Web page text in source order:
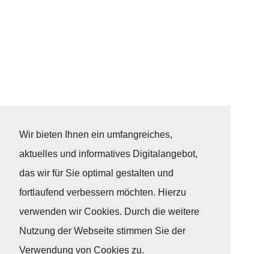
Wir bieten Ihnen ein umfangreiches,
aktuelles und informatives Digitalangebot,
das wir für Sie optimal gestalten und
fortlaufend verbessern möchten. Hierzu
verwenden wir Cookies. Durch die weitere
Nutzung der Webseite stimmen Sie der
Verwendung von Cookies zu.